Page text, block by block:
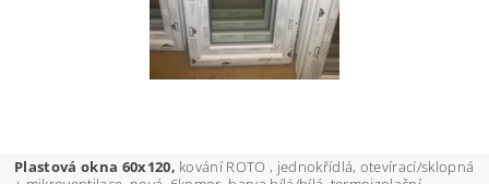
Plastová okna 60x120, kování ROTO , jednokřídlá, otevírací/sklopná